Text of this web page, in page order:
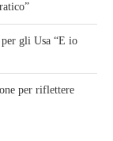
gli Usa “E io
per riflettere